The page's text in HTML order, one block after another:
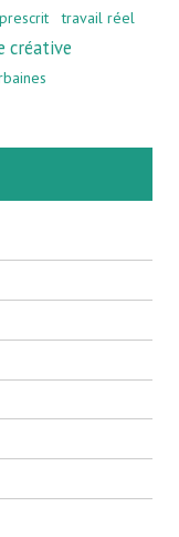
travail réel
créative